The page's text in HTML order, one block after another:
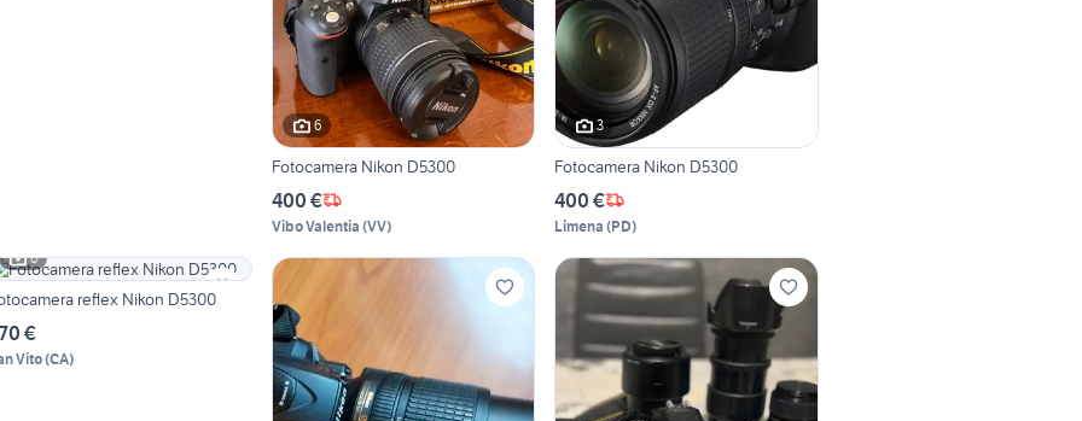
6
Fotocamera Nikon D5300
400 €
Vibo Valentia (VV)
3
Fotocamera Nikon D5300
400 €
Limena (PD)
6
reflex Nikon D5300
€
Vito(CA)